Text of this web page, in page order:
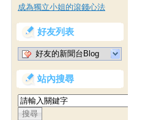
成為獨立小姐的滾錢心法
好友列表
好友的新聞台Blog
站內搜尋